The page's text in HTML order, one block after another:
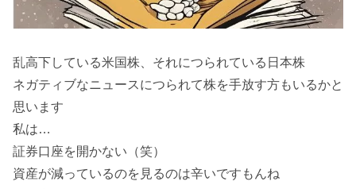
乱高下している米国株、それにつられている日本株
ネガティブなニュースにつられて株を手放す方もいるかと
思います
私は…
証券口座を開かない（笑）
資産が減っているのを見るのは辛いですもんね